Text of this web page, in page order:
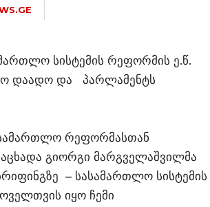
სისტემის რეფორმის ე.წ.
დაადო და პარლამენტს
რეფორმასთან
გიორგი მარგველაშვილმა
– სასამართლო სისტემის
იყო ჩემი